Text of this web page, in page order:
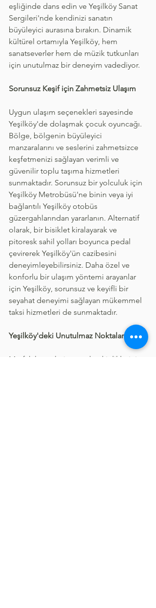
eşliğinde dans edin ve Yeşilköy Sanat
Sergileri'nde kendinizi sanatın
büyüleyici aurasına bırakın. Dinamik
kültürel ortamıyla Yeşilköy, hem
sanatseverler hem de müzik tutkunları
için unutulmaz bir deneyim vadediyor.
Sorunsuz Keşif için Zahmetsiz Ulaşım
Uygun ulaşım seçenekleri sayesinde
Yeşilköy'de dolaşmak çocuk oyuncağı.
Bölge, bölgenin büyüleyici
manzaralarını ve seslerini zahmetsizce
keşfetmenizi sağlayan verimli ve
güvenilir toplu taşıma hizmetleri
sunmaktadır. Sorunsuz bir yolculuk için
Yeşilköy Metrobüsü'ne binin veya iyi
bağlantılı Yeşilköy otobüs
güzergahlarından yararlanın. Alternatif
olarak, bir bisiklet kiralayarak ve
pitoresk sahil yolları boyunca pedal
çevirerek Yeşilköy'ün cazibesini
deneyimleyebilirsiniz. Daha özel ve
konforlu bir ulaşım yöntemi arayanlar
için Yeşilköy, sorunsuz ve keyifli bir
seyahat deneyimi sağlayan mükemmel
taksi hizmetleri de sunmaktadır.
Yeşilköy'deki Unutulmaz Noktalar
Mutfak lezzetleri ve canlı etkinliklerinin